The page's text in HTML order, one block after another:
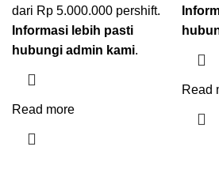
dari Rp 5.000.000 pershift.
Informasi lebih pasti
hubungi admin kami.
Read more
Read